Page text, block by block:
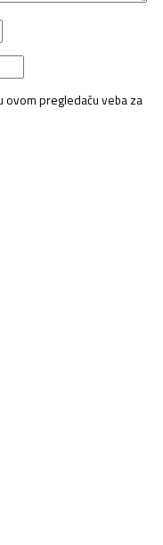
ovom pregledaču veba za